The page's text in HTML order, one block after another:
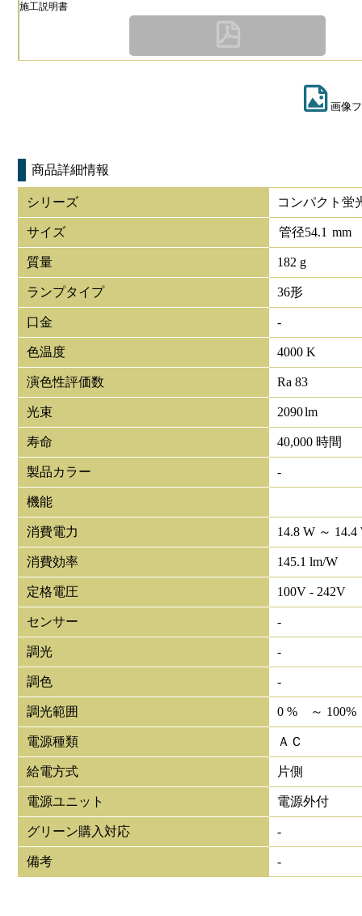
施工説明書
画像
商品詳細情報
シリーズ コンパクト蛍
サイズ 管径54.1 mm
質量 182 g
ランプタイプ 36形
口金 -
色温度 4000 K
演色性評価数 Ra 83
光束 2090lm
寿命 40,000 時間
製品カラー -
機能
消費電力 14.8 W ～ 14.4
消費効率 145.1 lm/W
定格電圧 100V - 242V
センサー -
調光 -
調色 -
調光範囲 0 % ～ 100%
電源種類 ＡＣ
給電方式 片側
電源ユニット 電源外付
グリーン購入対応 -
備考 -